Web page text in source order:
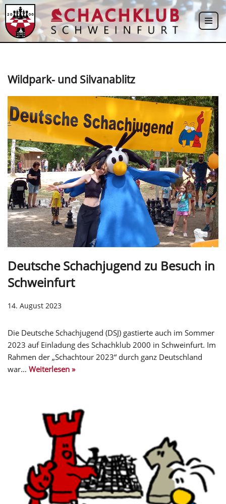
Zum
Inhalt
Wildpark- und Silvanablitz
Deutsche Schachjugend zu Besuch in
Schweinfurt
14. August 2023
Die Deutsche Schachjugend (DSJ) gastierte auch im Sommer
2023 auf Einladung des Schachklub 2000 in Schweinfurt. Im
Rahmen der „Schachtour 2023“ durch ganz Deutschland
war… Weiterlesen »